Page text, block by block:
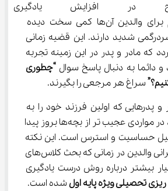
در افزایش
دانش‌آموزان و هم برای والدین آن‌ها کمی سخت دیده
شدید دارند. این قضیه زمانی
که مادر و پدر در این زمینه تجربه
دائما به دنبال پاسخ سوال “چطوری
سراغ هر مرجعی را بگیرند.
و پدرهایی که اولین فرزند خود را به
مدرسه فرستاده‌اند، در مواردی عجیب تر از بچه‌ها بروز پیدا
حساسیت و استرس است. این نکته
شفافیت دارد که نگرانی والدین در زمانی که بحث کلاس‌های
بسیار بیشتر درباره روش درست یادگیری
ریزی تحصیلی ویژه پایه اول شده است.